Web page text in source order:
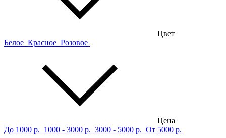
Цвет
Белое Красное Розовое
Цена
До 1000 р. 1000 - 3000 р. 3000 - 5000 р. От 5000 р.